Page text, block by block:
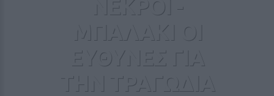
ΝΕΚΡΟΙ -
ΜΠΑΛΑΚΙ ΟΙ
ΕΥΘΥΝΕΣ ΓΙΑ
ΤΗΝ ΤΡΑΓΩΔΙΑ